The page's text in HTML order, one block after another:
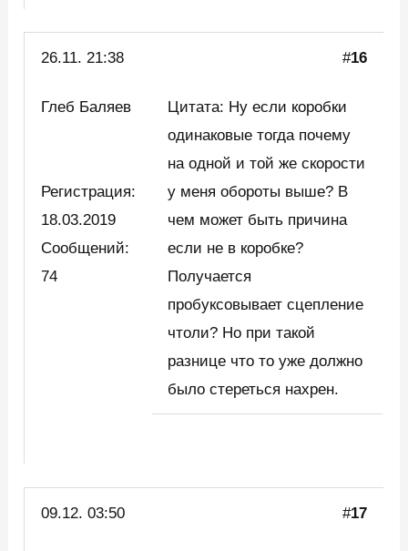
26.11. 21:38 #16
Глеб Баляев
Регистрация:
18.03.2019
Сообщений:
74
Цитата: Ну если коробки
одинаковые тогда почему
на одной и той же скорости
у меня обороты выше? В
чем может быть причина
если не в коробке?
Получается
пробуксовывает сцепление
чтоли? Но при такой
разнице что то уже должно
было стереться нахрен.
09.12. 03:50 #17